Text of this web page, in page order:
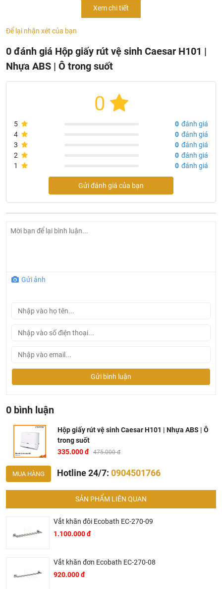
Xem chi tiết
Để lại nhận xét của bạn
0 đánh giá Hộp giấy rút vệ sinh Caesar H101 |
Nhựa ABS | Ô trong suốt
0
5 0 đánh giá
4
0 đánh giá
3
0 đánh giá
2
0 đánh giá
1
0 đánh giá
Gửi đánh giá của bạn
Gửi ảnh
Gửi bình luận
0 bình luận
Hộp giấy rút vệ sinh Caesar H101 | Nhựa ABS | Ô
trong suốt
335.000 đ 475.000 đ
MUA HÀNG Hotline 24/7: 0904501766
SẢN PHẨM LIÊN QUAN
Vắt khăn đôi Ecobath EC-270-09
1.100.000 đ
Vắt khăn đơn Ecobath EC-270-08
920.000 đ